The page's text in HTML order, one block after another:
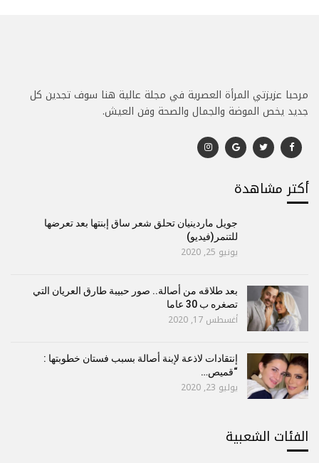
مرحبا عزيزتي المرأة العصرية في مجلة عالية هنا سوف تجدين كل
جديد يخص الموضة والجمال والصحة وفن العيش.
أكتر مشاهدة
جويل ماردينيان تحلق شعر ساق إبنتها بعد تعرضها
للتنمر(فيديو)
يونيو 25, 2020
بعد طلاقه من أصالة.. صور حبيبة طارق العريان التي
تصغره ب 30 عاما
أغسطس 17, 2020
إنتقادات لاذعة لإبنة أصالة بسبب فستان خطوبتها :
“قميص…
يوليو 23, 2020
الفئات الشعبية